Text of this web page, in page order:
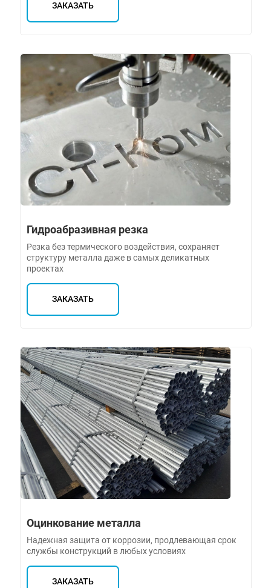
ЗАКАЗАТЬ
Гидроабразивная резка
Резка без термического воздействия, сохраняет
структуру металла даже в самых деликатных
проектах
ЗАКАЗАТЬ
Оцинкование металла
Надежная защита от коррозии, продлевающая срок
службы конструкций в любых условиях
ЗАКАЗАТЬ